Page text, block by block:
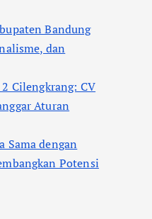
Bandung
dan
Cilengkrang: CV
Aturan
Sama dengan
Potensi